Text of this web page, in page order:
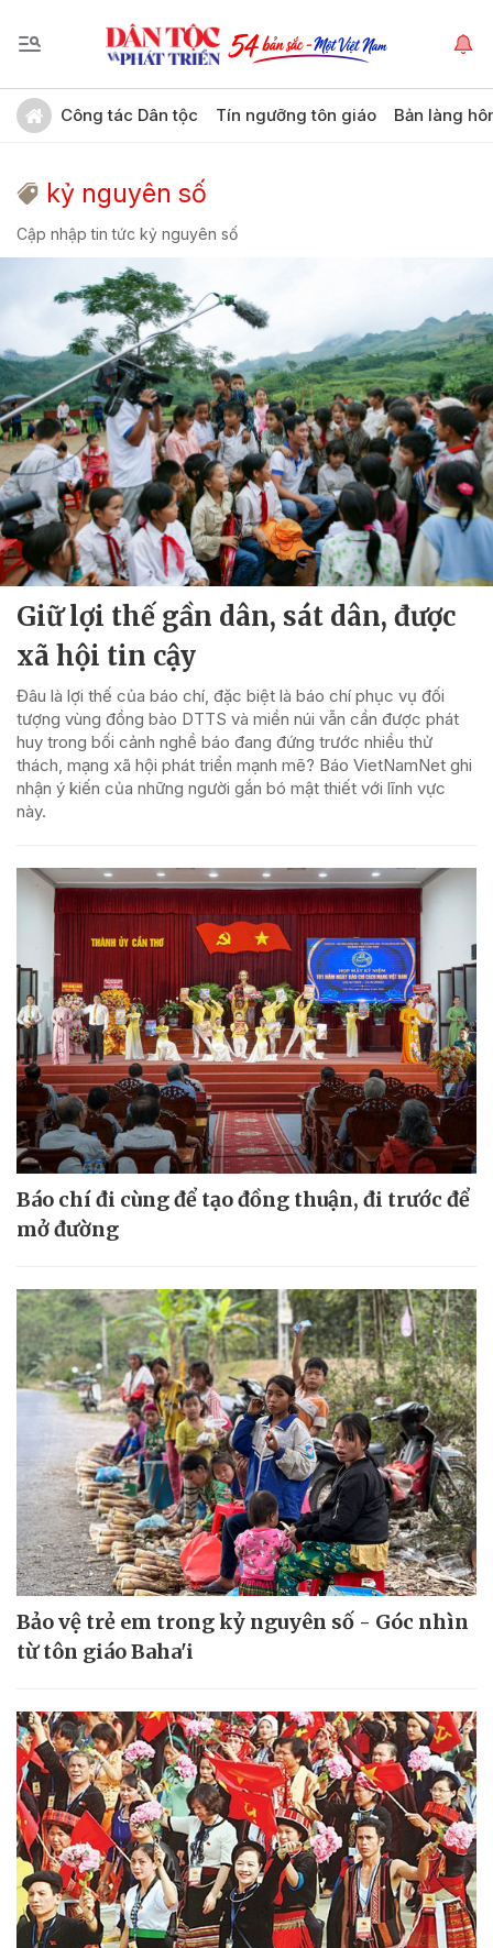
Công tác Dân tộc Tín ngưỡng tôn giáo Bản làng
kỷ nguyên số
Cập nhập tin tức kỷ nguyên số
Giữ lợi thế gần dân, sát dân, được
xã hội tin cậy
Đâu là lợi thế của báo chí, đặc biệt là báo chí phục vụ đối
tượng vùng đồng bào DTTS và miền núi vẫn cần được phát
huy trong bối cảnh nghề báo đang đứng trước nhiều thử
thách, mạng xã hội phát triển mạnh mẽ? Báo VietNamNet ghi
nhận ý kiến của những người gắn bó mật thiết với lĩnh vực
này.
Báo chí đi cùng để tạo đồng thuận, đi trước để
mở đường
Bảo vệ trẻ em trong kỷ nguyên số - Góc nhìn
từ tôn giáo Baha'i